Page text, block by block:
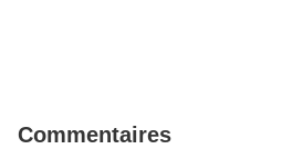
Commentaires